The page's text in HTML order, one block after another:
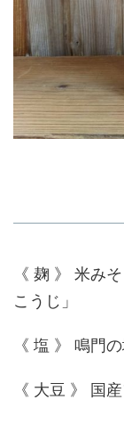
《 麹 》 米み
こうじ」
《 塩 》 鳴門
《 大豆 》 国